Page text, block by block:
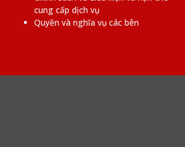
cung cấp dịch vụ
Quyền và nghĩa vụ các bên